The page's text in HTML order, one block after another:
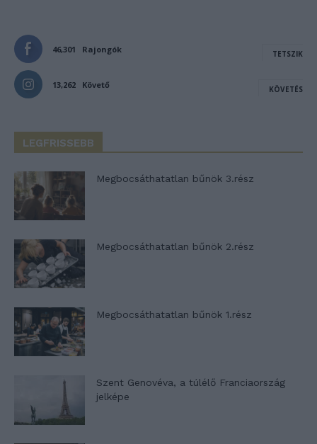
46,301 Rajongók TETSZIK
13,262 Követő KÖVETÉS
LEGFRISSEBB
Megbocsáthatatlan bűnök 3.rész
Megbocsáthatatlan bűnök 2.rész
Megbocsáthatatlan bűnök 1.rész
Szent Genovéva, a túlélő Franciaország
jelképe